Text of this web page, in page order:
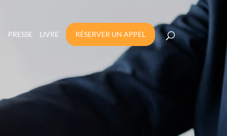
PRESSE LIVRE RÉSERVER UN APPEL